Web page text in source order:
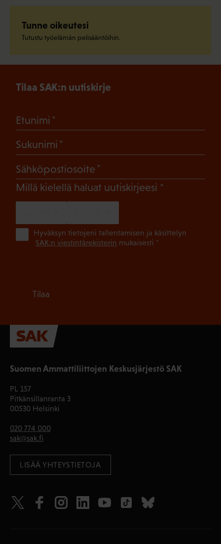
Tunne oikeutesi
Tutustu työelämän pelisääntöihin.
Suomen Ammattiliittojen Keskusjärjestö SAK
PL 157
Pitkänsillanranta 3
00530 Helsinki
020 774 000
sak@sak.fi
LISÄÄ YHTEYSTIETOJA
Tilaa SAK:n uutiskirje
Etunimi
Sukunimi
Sähköpostiosoite
Millä kielellä haluat uutiskirjeesi (Pakollinen)
Hyväksyn tietojeni tallentamisen ja käsittelyn
SAK:n viestintärekisterin mukaisesti *
Tilaa